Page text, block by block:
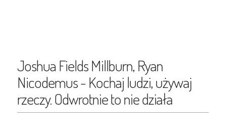
Joshua Fields Millburn, Ryan
Nicodemus - Kochaj ludzi, używaj
rzeczy. Odwrotnie to nie działa